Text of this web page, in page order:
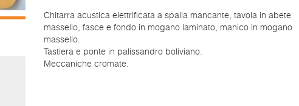
Chitarra acustica elettrificata a spalla mancante, tavola in abete
massello, fasce e fondo in mogano laminato, manico in mogano
massello.
Tastiera e ponte in palissandro boliviano.
Meccaniche cromate.